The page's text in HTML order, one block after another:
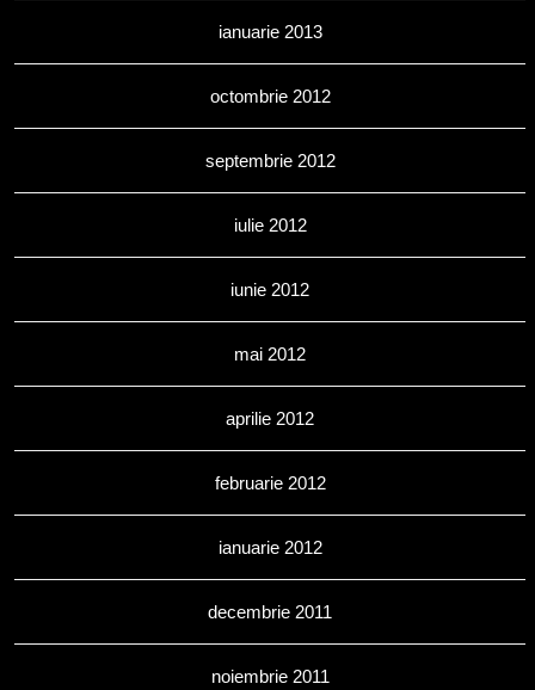
ianuarie 2013
octombrie 2012
septembrie 2012
iulie 2012
iunie 2012
mai 2012
aprilie 2012
februarie 2012
ianuarie 2012
decembrie 2011
noiembrie 2011